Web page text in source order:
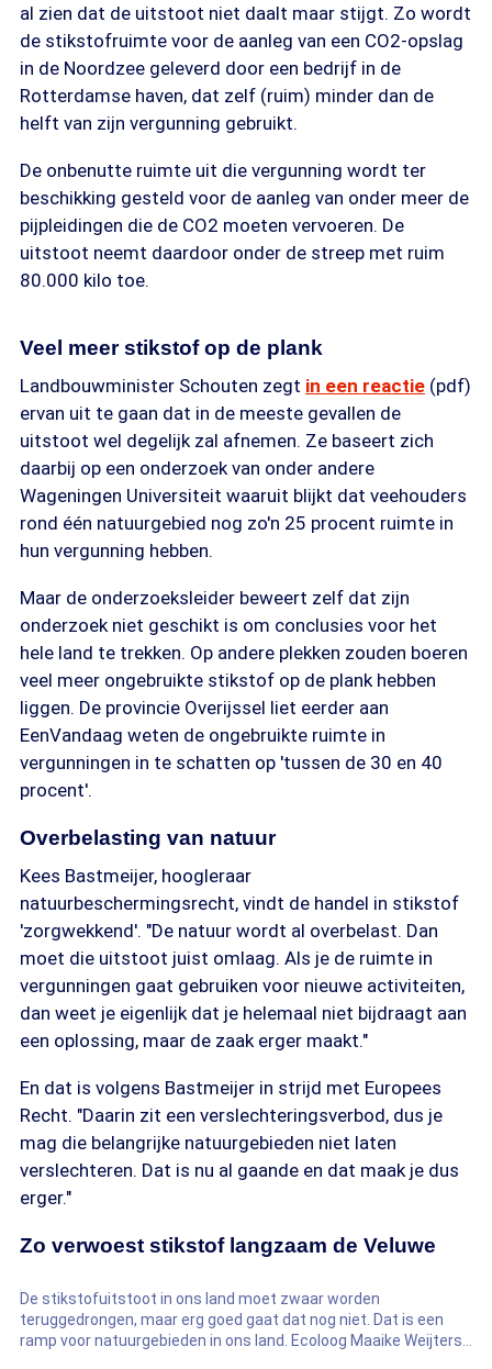
al zien dat de uitstoot niet daalt maar stijgt. Zo wordt
de stikstofruimte voor de aanleg van een CO2-opslag
in de Noordzee geleverd door een bedrijf in de
Rotterdamse haven, dat zelf (ruim) minder dan de
helft van zijn vergunning gebruikt.
De onbenutte ruimte uit die vergunning wordt ter
beschikking gesteld voor de aanleg van onder meer de
pijpleidingen die de CO2 moeten vervoeren. De
uitstoot neemt daardoor onder de streep met ruim
80.000 kilo toe.
Veel meer stikstof op de plank
Landbouwminister Schouten zegt in een reactie (pdf)
ervan uit te gaan dat in de meeste gevallen de
uitstoot wel degelijk zal afnemen. Ze baseert zich
daarbij op een onderzoek van onder andere
Wageningen Universiteit waaruit blijkt dat veehouders
rond één natuurgebied nog zo'n 25 procent ruimte in
hun vergunning hebben.
Maar de onderzoeksleider beweert zelf dat zijn
onderzoek niet geschikt is om conclusies voor het
hele land te trekken. Op andere plekken zouden boeren
veel meer ongebruikte stikstof op de plank hebben
liggen. De provincie Overijssel liet eerder aan
EenVandaag weten de ongebruikte ruimte in
vergunningen in te schatten op 'tussen de 30 en 40
procent'.
Overbelasting van natuur
Kees Bastmeijer, hoogleraar
natuurbeschermingsrecht, vindt de handel in stikstof
'zorgwekkend'. "De natuur wordt al overbelast. Dan
moet die uitstoot juist omlaag. Als je de ruimte in
vergunningen gaat gebruiken voor nieuwe activiteiten,
dan weet je eigenlijk dat je helemaal niet bijdraagt aan
een oplossing, maar de zaak erger maakt."
En dat is volgens Bastmeijer in strijd met Europees
Recht. "Daarin zit een verslechteringsverbod, dus je
mag die belangrijke natuurgebieden niet laten
verslechteren. Dat is nu al gaande en dat maak je dus
erger."
Zo verwoest stikstof langzaam de Veluwe
De stikstofuitstoot in ons land moet zwaar worden
teruggedrongen, maar erg goed gaat dat nog niet. Dat is een
ramp voor natuurgebieden in ons land. Ecoloog Maaike Weijters